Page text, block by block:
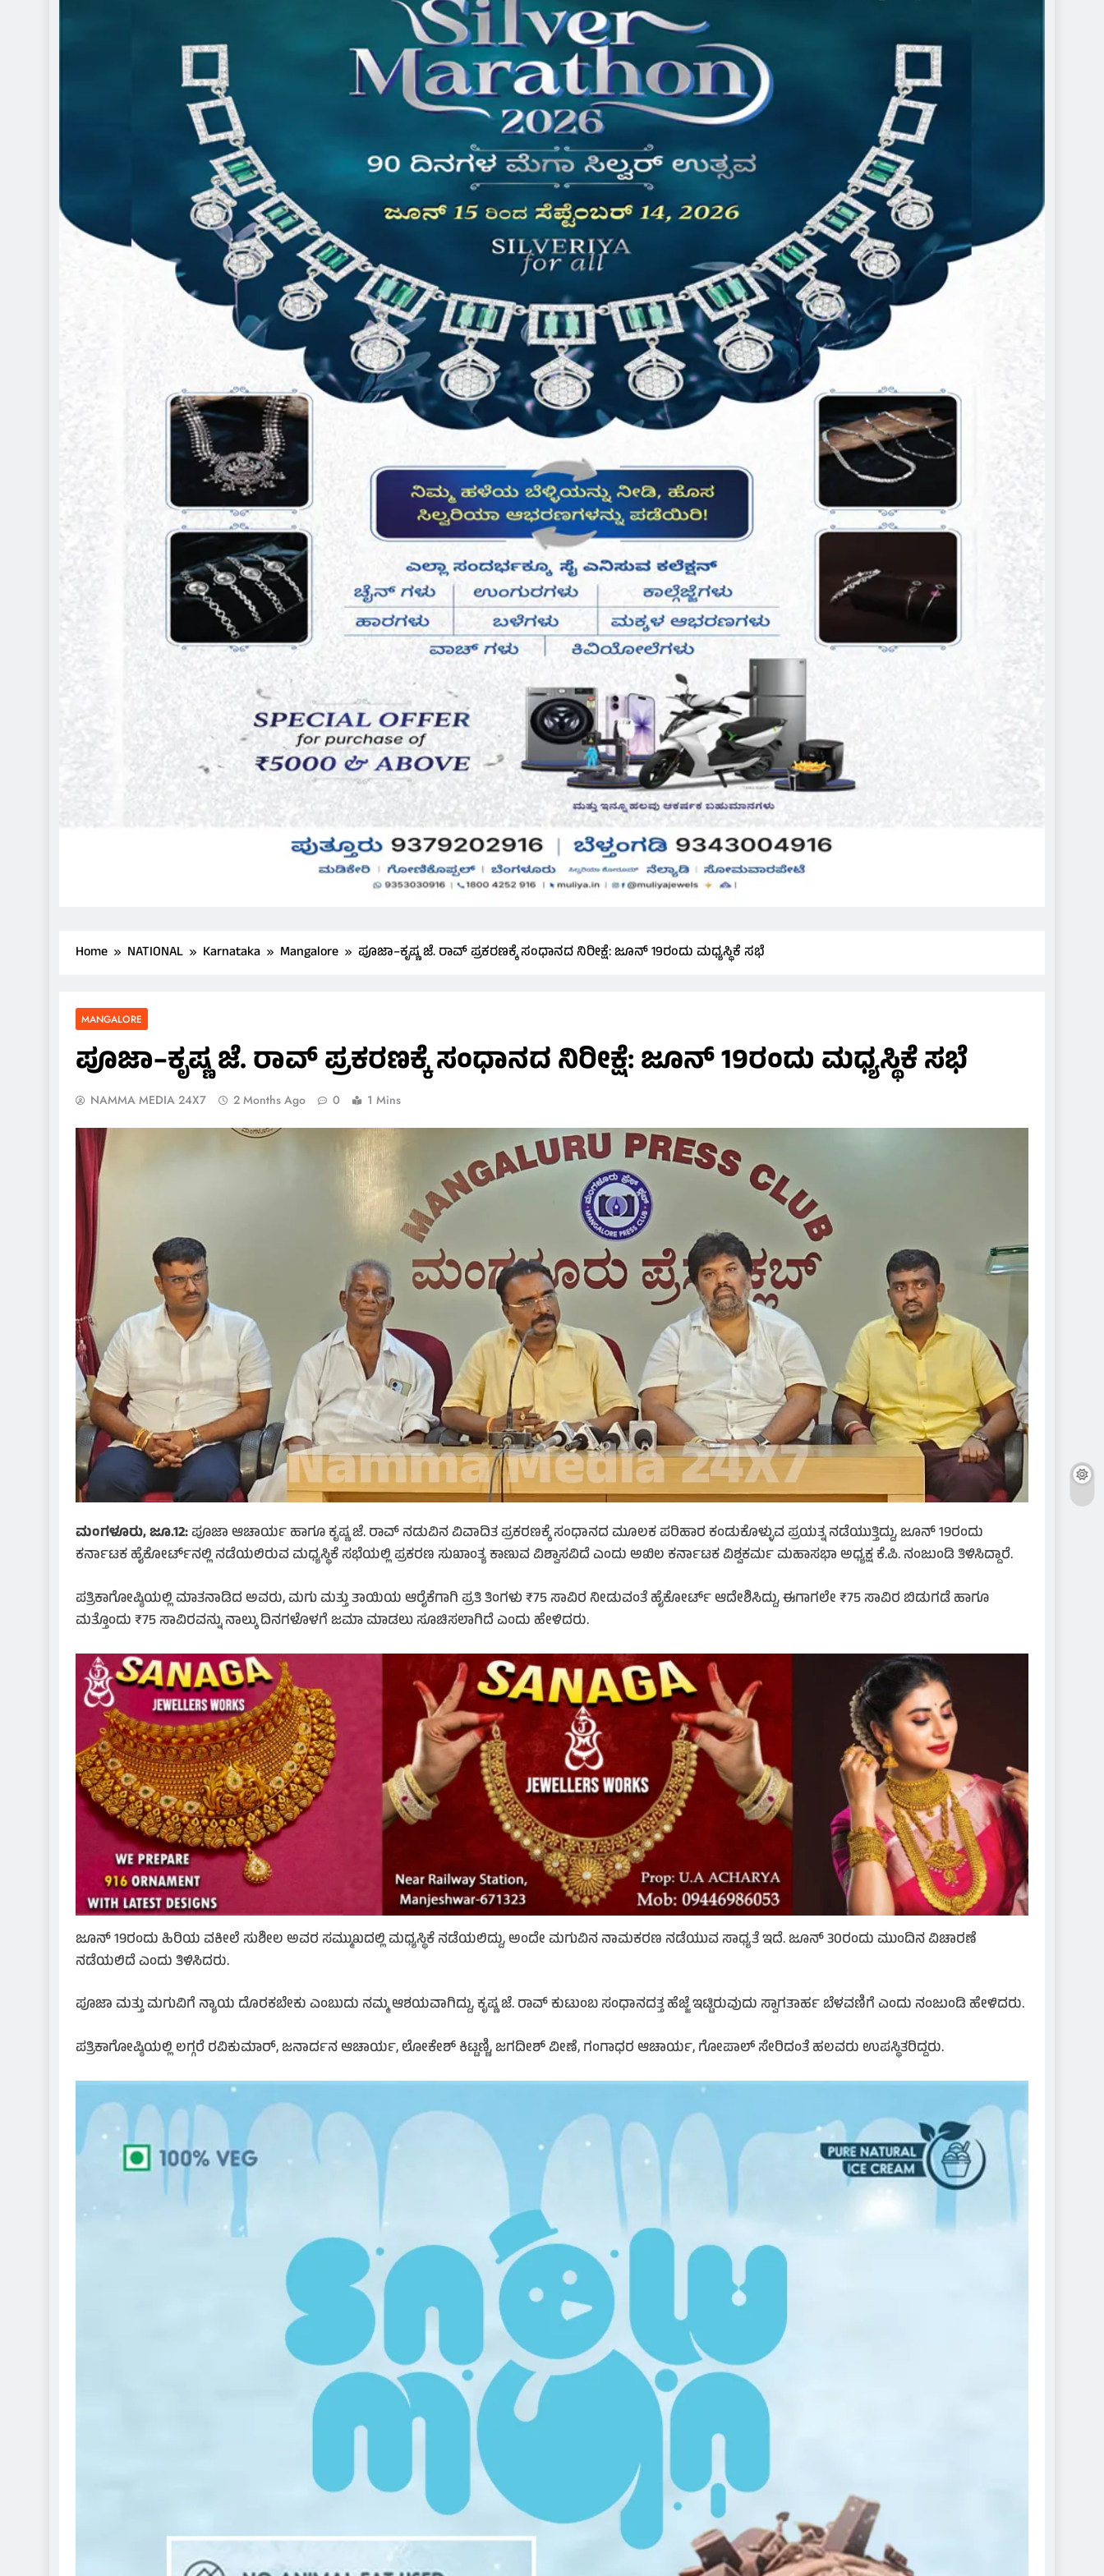
Home NATIONAL Karnataka Mangalore ಪೂಜಾ–ಕೃಷ್ಣ ಜೆ. ರಾವ್ ಪ್ರಕರಣಕ್ಕೆ ಸಂಧಾನದ ನಿರೀಕ್ಷೆ: ಜೂನ್ 19ರಂದು ಮಧ್ಯಸ್ಥಿಕೆ ಸಭೆ
MANGALORE
ಪೂಜಾ–ಕೃಷ್ಣ ಜೆ. ರಾವ್ ಪ್ರಕರಣಕ್ಕೆ ಸಂಧಾನದ ನಿರೀಕ್ಷೆ: ಜೂನ್ 19ರಂದು ಮಧ್ಯಸ್ಥಿಕೆ ಸಭೆ
NAMMA MEDIA 24X7 2 Months Ago 0 1 Mins
ಮಂಗಳೂರು, ಜೂ.12:ಪೂಜಾ ಆಚಾರ್ಯ ಹಾಗೂ ಕೃಷ್ಣ ಜೆ. ರಾವ್ ನಡುವಿನ ವಿವಾದಿತ ಪ್ರಕರಣಕ್ಕೆ ಸಂಧಾನದ ಮೂಲಕ ಪರಿಹಾರ ಕಂಡುಕೊಳ್ಳುವ ಪ್ರಯತ್ನ ನಡೆಯುತ್ತಿದ್ದು, ಜೂನ್ 19ರಂದು
ಕರ್ನಾಟಕ ಹೈಕೋರ್ಟ್‌ನಲ್ಲಿ ನಡೆಯಲಿರುವ ಮಧ್ಯಸ್ಥಿಕೆ ಸಭೆಯಲ್ಲಿ ಪ್ರಕರಣ ಸುಖಾಂತ್ಯ ಕಾಣುವ ವಿಶ್ವಾಸವಿದೆ ಎಂದು ಅಖಿಲ ಕರ್ನಾಟಕ ವಿಶ್ವಕರ್ಮ ಮಹಾಸಭಾ ಅಧ್ಯಕ್ಷ ಕೆ.ಪಿ. ನಂಜುಂಡಿ ತಿಳಿಸಿದ್ದಾರೆ.
ಪತ್ರಿಕಾಗೋಷ್ಠಿಯಲ್ಲಿ ಮಾತನಾಡಿದ ಅವರು, ಮಗು ಮತ್ತು ತಾಯಿಯ ಆರೈಕೆಗಾಗಿ ಪ್ರತಿ ತಿಂಗಳು ₹75 ಸಾವಿರ ನೀಡುವಂತೆ ಹೈಕೋರ್ಟ್ ಆದೇಶಿಸಿದ್ದು, ಈಗಾಗಲೇ ₹75 ಸಾವಿರ ಬಿಡುಗಡೆ ಹಾಗೂ
ಮತ್ತೊಂದು ₹75 ಸಾವಿರವನ್ನು ನಾಲ್ಕು ದಿನಗಳೊಳಗೆ ಜಮಾ ಮಾಡಲು ಸೂಚಿಸಲಾಗಿದೆ ಎಂದು ಹೇಳಿದರು.
ಜೂನ್ 19ರಂದು ಹಿರಿಯ ವಕೀಲೆ ಸುಶೀಲ ಅವರ ಸಮ್ಮುಖದಲ್ಲಿ ಮಧ್ಯಸ್ಥಿಕೆ ನಡೆಯಲಿದ್ದು, ಅಂದೇ ಮಗುವಿನ ನಾಮಕರಣ ನಡೆಯುವ ಸಾಧ್ಯತೆ ಇದೆ. ಜೂನ್ 30ರಂದು ಮುಂದಿನ ವಿಚಾರಣೆ
ನಡೆಯಲಿದೆ ಎಂದು ತಿಳಿಸಿದರು.
ಪೂಜಾ ಮತ್ತು ಮಗುವಿಗೆ ನ್ಯಾಯ ದೊರಕಬೇಕು ಎಂಬುದು ನಮ್ಮ ಆಶಯವಾಗಿದ್ದು, ಕೃಷ್ಣ ಜೆ. ರಾವ್ ಕುಟುಂಬ ಸಂಧಾನದತ್ತ ಹೆಜ್ಜೆ ಇಟ್ಟಿರುವುದು ಸ್ವಾಗತಾರ್ಹ ಬೆಳವಣಿಗೆ ಎಂದು ನಂಜುಂಡಿ ಹೇಳಿದರು.
ಪತ್ರಿಕಾಗೋಷ್ಠಿಯಲ್ಲಿ ಲಗ್ಗರೆ ರವಿಕುಮಾರ್, ಜನಾರ್ದನ ಆಚಾರ್ಯ, ಲೋಕೇಶ್ ಕಿಟ್ಟಣ್ಣಿ, ಜಗದೀಶ್ ವೀಣೆ, ಗಂಗಾಧರ ಆಚಾರ್ಯ, ಗೋಪಾಲ್ ಸೇರಿದಂತೆ ಹಲವರು ಉಪಸ್ಥಿತರಿದ್ದರು.